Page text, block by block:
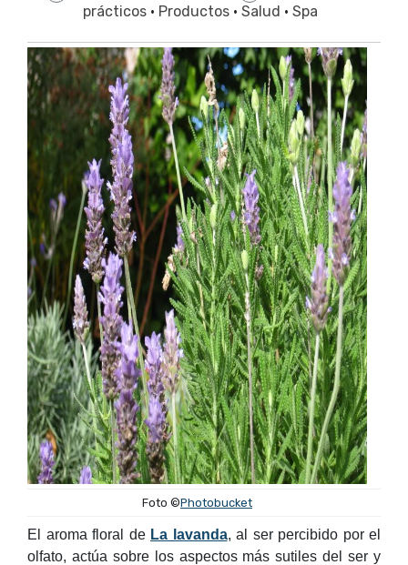
prácticos · Productos · Salud · Spa
Foto ©Photobucket
El aroma floral de La lavanda, al ser percibido por el
olfato, actúa sobre los aspectos más sutiles del ser y